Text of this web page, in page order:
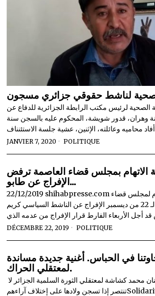
لناشط حقوقي جزائري مسجون
الصحية لرئيس مكتب الرابطة الجزائرية للدفاع عن
وهران، قدور شويشة، المحكوم عليه بالسجن سنة
JANVIER 7, 2020 POLITIQUE
الاتهام بمجلس قضاء العاصمة ترفض
الإفراج عن طابو…
22/12/2019 shihabpresse.com رفضت غرفة الاتهام لمجلس قضاء
العاصمة اليوم الأحد الـ 22 من ديسمبر الإفراج عن الناشط السياسي كريم
أجل الأربعاء الفارط قرار الإفراج من عدمه الذي
DÉCEMBRE 22, 2019 POLITIQUE
في الحباس. أغنية جديدة مساندة
لمعتقلي الحراك.
قصيدة رائعة من الفنان محمد كشاشة لمعتقلي الثورة السلمية الجزائر لا
تنتصر إذا تسجن ولادها على إختلاف آراءهمSolidarité avec tous les